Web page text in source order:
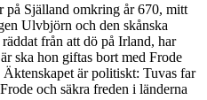
på Själland omkring år 670, mitt
Ulvbjörn och den skånska
från att dö på Irland, har
ska hon giftas bort med Frode
Äktenskapet är politiskt: Tuvas far
och säkra freden i länderna